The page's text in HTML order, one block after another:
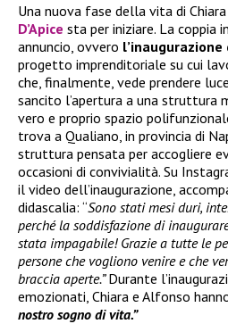
Una nuova fase della vita di
D’Apice sta per iniziare. La
annuncio, ovvero l’inaugurazione
progetto imprenditoriale su cui
che, finalmente, vede prendere
sancito l’apertura a una struttura
vero e proprio spazio
trova a Qualiano, in provincia di
struttura pensata per accogliere
occasioni di convivialità. Su
il video dell’inaugurazione,
didascalia: “Sono stati mesi duri,
perché la soddisfazione di
stata impagabile! Grazie a tutte le
persone che vogliono venire e che
braccia aperte.”Durante
emozionati, Chiara e Alfonso
nostro sogno di vita.”